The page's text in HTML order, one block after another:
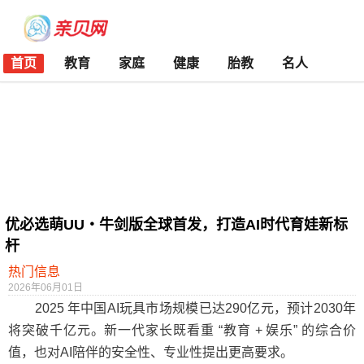
首页 教育 家庭 健康 胎教 名人
优必选萌UU・牛剑版全球首发，打造AI时代育娃新标
杆
热门信息
2026年06月01日
2025 年中国AI玩具市场规模已达290亿元，预计2030年
将突破千亿元。新一代家长既看重 “教育 + 娱乐” 的综合价
值，也对AI陪伴的安全性、专业性提出更高要求。